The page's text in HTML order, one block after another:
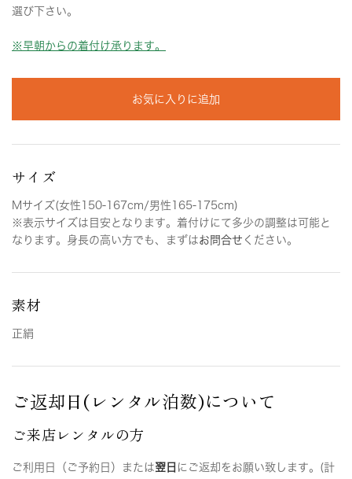
選び下さい。
※早朝からの着付け承ります。
お気に入りに追加
サイズ
Mサイズ(女性150-167cm/男性165-175cm)
※表示サイズは目安となります。着付けにて多少の調整は可能と
なります。身長の高い方でも、まずはお問合せ ください。
素材
正絹
ご返却日(レンタル泊数)について
ご来店レンタルの方
ご利用日（ご予約日）または翌日 にご返却をお願い致します。(計